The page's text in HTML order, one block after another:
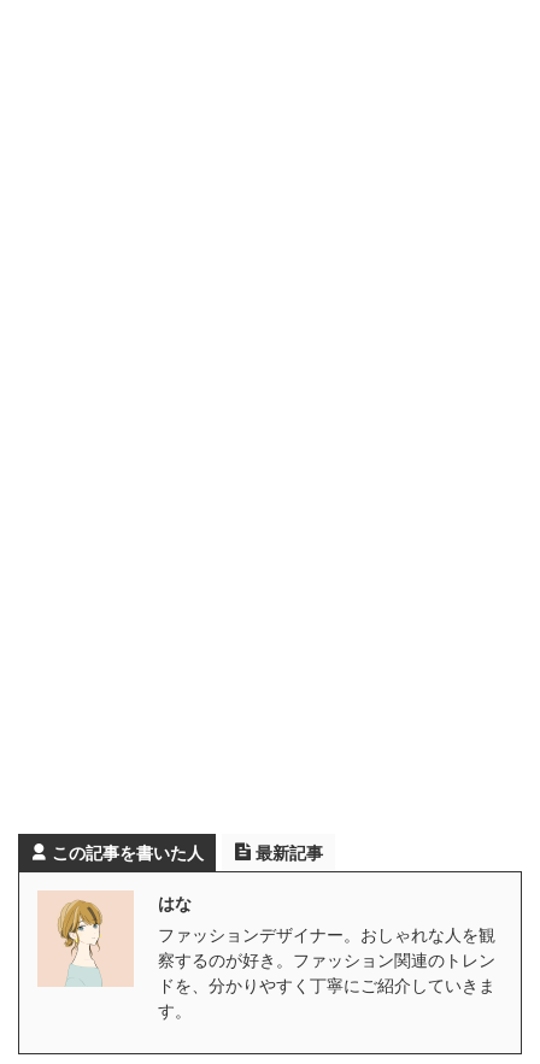
この記事を書いた人 最新記事
はな
ファッションデザイナー。おしゃれな人を観
察するのが好き。ファッション関連のトレン
ドを、分かりやすく丁寧にご紹介していきま
す。